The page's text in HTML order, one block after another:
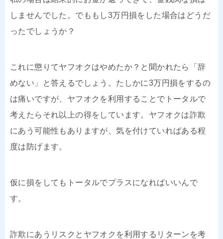
しませんでした。でももし3万円損をした場合はどうだ
ったでしょうか？
これに懲りてヤフオクはやめたか？と聞かれたら「辞
めない」と答えるでしょう。たしかに3万円損をするの
は痛いですが、ヤフオクを利用することでトータルで
考えたらそれ以上の得をしています。ヤフオクは詐欺
にあう可能性もありますが、気を付けていればある程
度は防げます。
仮に損をしてもトータルでプラスになればいいんで
す。
詐欺にあうリスクとヤフオクを利用するリターンを考